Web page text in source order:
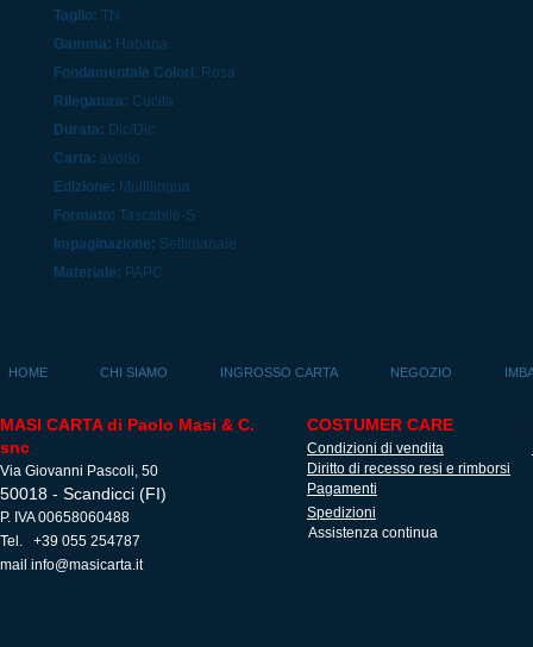
Taglio: TN
Gamma: Habana
Fondamentale Colori: Rosa
Rilegatura: Cucita
Durata: Dic/Dic
Carta: avorio
Edizione: Multilingua
Formato: Tascabile-S
Impaginazione: Settimanale
Materiale: PAPC
HOME CHI SIAMO INGROSSO CARTA NEGOZIO
MASI CARTA di Paolo Masi & C.
snc
Via Giovanni Pascoli, 50
50018 - Scandicci (FI)
P. IVA 00658060488
Tel. +39 055 254787
mail info@masicarta.it
COSTUMER CARE
Condizioni di vendita
Diritto di recesso resi e rimborsi
Pagamenti
Spedizioni
Assistenza continua